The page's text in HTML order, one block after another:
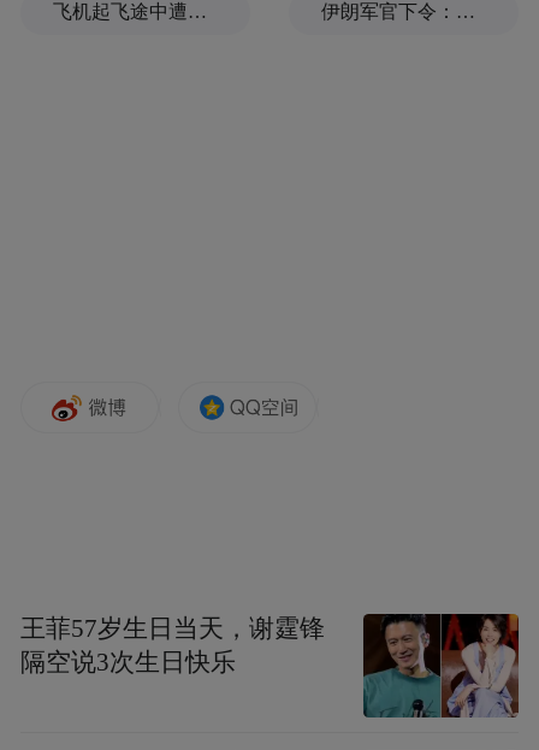
业互学互鉴、提质增效搭建了优质平台，对
处置等既定任务，有效检验并提升了施工现
全生产月”特色活动——“安康杯”安全知识竞
赛。来自江浙沪地区的5支参赛队伍同台比
拼、以赛促学，围绕安全生产隐患排查、应
飞机起飞途中遭雷击！航班滞留3小时临时换机 伊朗军官下令：如果美军踏上我国领土，就砍掉他们脚！
王菲57岁生日当天，谢霆锋
隔空说3次生日快乐